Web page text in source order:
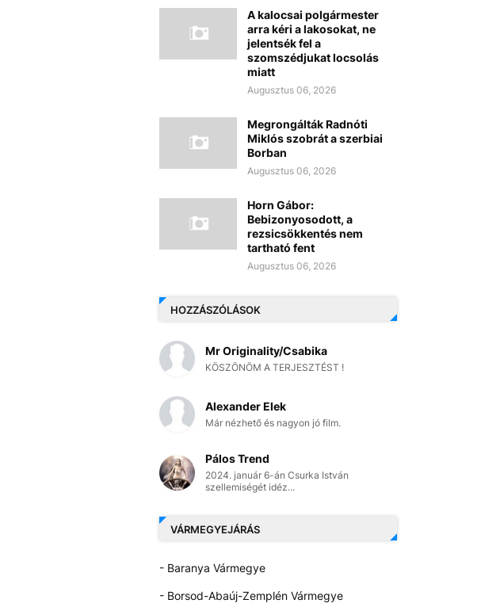
A kalocsai polgármester
arra kéri a lakosokat, ne
jelentsék fel a
szomszédjukat locsolás
miatt
Augusztus 06, 2026
Megrongálták Radnóti
Miklós szobrát a szerbiai
Borban
Augusztus 06, 2026
Horn Gábor:
Bebizonyosodott, a
rezsicsökkentés nem
tartható fent
Augusztus 06, 2026
HOZZÁSZÓLÁSOK
Mr Originality/Csabika
KÖSZÖNÖM A TERJESZTÉST !
Alexander Elek
Már nézhető és nagyon jó film.
Pálos Trend
2024. január 6-án Csurka István
szellemiségét idéz...
VÁRMEGYEJÁRÁS
- Baranya Vármegye
- Borsod-Abaúj-Zemplén Vármegye